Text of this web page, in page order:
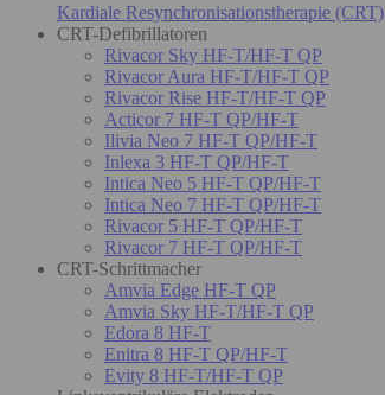
Kardiale Resynchronisationstherapie (CRT)
CRT-Defibrillatoren
Rivacor Sky HF-T/HF-T QP
Rivacor Aura HF-T/HF-T QP
Rivacor Rise HF-T/HF-T QP
Acticor 7 HF-T QP/HF-T
Ilivia Neo 7 HF-T QP/HF-T
Inlexa 3 HF-T QP/HF-T
Intica Neo 5 HF-T QP/HF-T
Intica Neo 7 HF-T QP/HF-T
Rivacor 5 HF-T QP/HF-T
Rivacor 7 HF-T QP/HF-T
CRT-Schrittmacher
Amvia Edge HF-T QP
Amvia Sky HF-T/HF-T QP
Edora 8 HF-T
Enitra 8 HF-T QP/HF-T
Evity 8 HF-T/HF-T QP